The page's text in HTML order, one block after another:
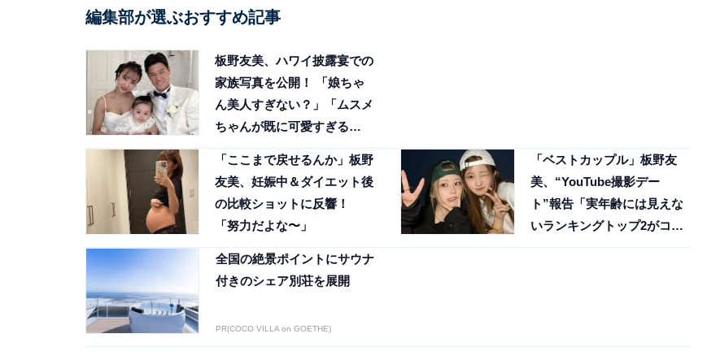
編集部が選ぶおすすめ記事
板野友美、ハワイ披露宴での
家族写真を公開！ 「娘ちゃ
ん美人すぎない？」「ムスメ
ちゃんが既に可愛すぎる
「ここまで戻せるんか」板野
友美、妊娠中＆ダイエット後
の比較ショットに反響！
「努力だよな〜」
「ベストカップル」板野友
美、“YouTube撮影デー
ト”報告「実年齢には見えな
いランキングトップ2がコラ
全国の絶景ポイントにサウナ
付きのシェア別荘を展開
PR(COCO VILLA on GOETHE)